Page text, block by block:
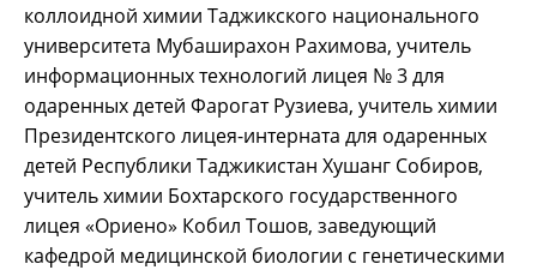
коллоидной химии Таджикского национального
университета Мубаширахон Рахимова, учитель
информационных технологий лицея № 3 для
одаренных детей Фарогат Рузиева, учитель химии
Президентского лицея-интерната для одаренных
детей Республики Таджикистан Хушанг Собиров,
учитель химии Бохтарского государственного
лицея «Ориено» Кобил Тошов, заведующий
кафедрой медицинской биологии с генетическими